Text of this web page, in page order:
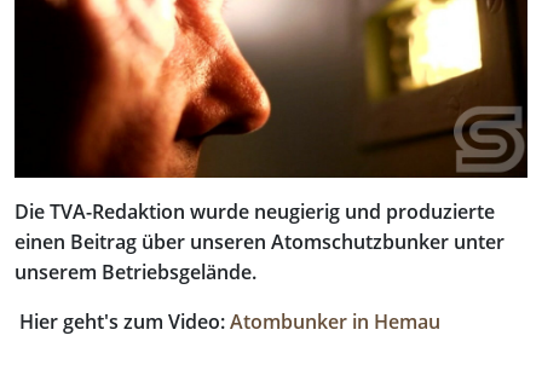
Die TVA-Redaktion wurde neugierig und produzierte
einen Beitrag über unseren Atomschutzbunker unter
unserem Betriebsgelände.
Hier geht's zum Video:Atombunker in Hemau